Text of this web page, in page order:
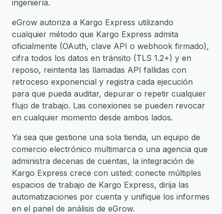
ingeniería.
eGrow autoriza a Kargo Express utilizando
cualquier método que Kargo Express admita
oficialmente (OAuth, clave API o webhook firmado),
cifra todos los datos en tránsito (TLS 1.2+) y en
reposo, reintenta las llamadas API fallidas con
retroceso exponencial y registra cada ejecución
para que pueda auditar, depurar o repetir cualquier
flujo de trabajo. Las conexiones se pueden revocar
en cualquier momento desde ambos lados.
Ya sea que gestione una sola tienda, un equipo de
comercio electrónico multimarca o una agencia que
administra decenas de cuentas, la integración de
Kargo Express crece con usted: conecte múltiples
espacios de trabajo de Kargo Express, dirija las
automatizaciones por cuenta y unifique los informes
en el panel de análisis de eGrow.